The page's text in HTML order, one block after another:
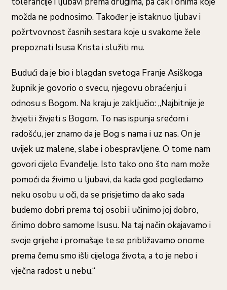
možda ne podnosimo. Također je istaknuo ljubav i
požrtvovnost časnih sestara koje u svakome žele
prepoznati Isusa Krista i služiti mu.
Budući da je bio i blagdan svetoga Franje Asiškoga
župnik je govorio o svecu, njegovu obraćenju i
odnosu s Bogom. Na kraju je zaključio: „Najbitnije je
živjeti i živjeti s Bogom. To nas ispunja srećom i
radošću, jer znamo da je Bog s nama i uz nas. On je
uvijek uz malene, slabe i obespravljene. O tome nam
govori cijelo Evanđelje. Isto tako ono što nam može
pomoći da živimo u ljubavi, da kada god pogledamo
neku osobu u oči, da se prisjetimo da ako sada
budemo dobri prema toj osobi i učinimo joj dobro,
činimo dobro samome Isusu. Na taj način okajavamo i
svoje grijehe i promašaje te se približavamo onome
prema čemu smo išli cijeloga života, a to je nebo i
vječna radost u nebu.“